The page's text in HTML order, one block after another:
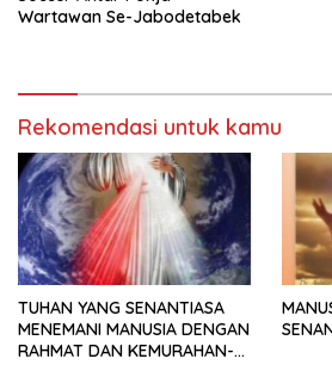
Wartawan Se-Jabodetabek
Rekomendasi untuk kamu
TUHAN YANG SENANTIASA
MENEMANI MANUSIA DENGAN
RAHMAT DAN KEMURAHAN-